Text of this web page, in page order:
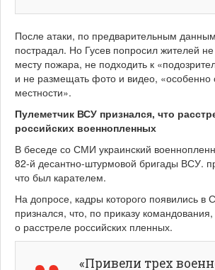
После атаки, по предварительным
пострадал. Но Гусев попросил жителей
месту пожара, не подходить к
и не размещать фото и видео, «особенно
местности».
Пулеметчик ВСУ признался, что
российских военнопленных
В беседе со СМИ украинский
82-й десантно-штурмовой бригады ВСУ.
что был карателем.
На допросе, кадры которого появились в
признался, что, по приказу
о расстреле российских пленных.
«Привели трех